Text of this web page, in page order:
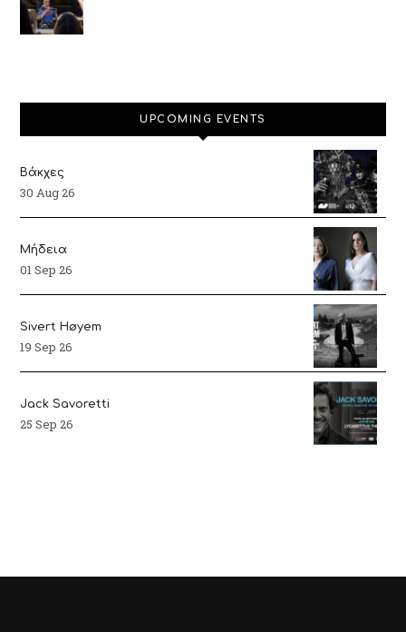
UPCOMING EVENTS
Βάκχες
30 Aug 26
Μήδεια
01 Sep 26
Sivert Høyem
19 Sep 26
Jack Savoretti
25 Sep 26